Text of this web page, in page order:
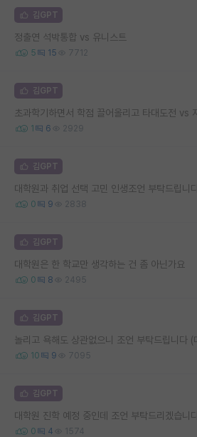
김GPT
정출연 석박통합 vs 유니스트
5 15 7712
김GPT
초과학기하면서 학점 끌어올리고 타대도전 vs
1 6 2929
김GPT
대학원과 취업 선택 고민 인생조언 부탁드립니
0 9 2838
김GPT
대학원은 한 학교만 생각하는 건 좀 아닌가요
0 8 2495
김GPT
놀리고 욕해도 상관없으니 조언 부탁드립니다 (
10 9 7095
김GPT
대학원 진학 예정 중인데 조언 부탁드리겠습니
0 4 1574